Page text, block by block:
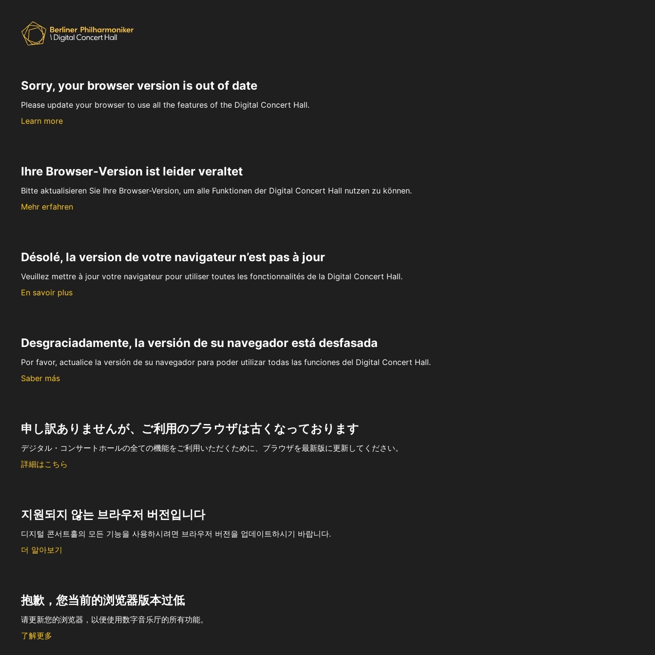
Sorry, your browser version is out of date
Please update your browser to use all the features of the Digital Concert Hall.
Learn more
Ihre Browser-Version ist leider veraltet
Bitte aktualisieren Sie Ihre Browser-Version, um alle Funktionen der Digital Concert Hall nutzen zu können.
Mehr erfahren
Désolé, la version de votre navigateur n’est pas à jour
Veuillez mettre à jour votre navigateur pour utiliser toutes les fonctionnalités de la Digital Concert Hall.
En savoir plus
Desgraciadamente, la versión de su navegador está desfasada
Por favor, actualice la versión de su navegador para poder utilizar todas las funciones del Digital Concert Hall.
Saber más
申し訳ありませんが、ご利用のブラウザは古くなっております
デジタル・コンサートホールの全ての機能をご利用いただくために、ブラウザを最新版に更新してください。
詳細はこちら
지원되지 않는 브라우저 버전입니다
디지털 콘서트홀의 모든 기능을 사용하시려면 브라우저 버전을 업데이트하시기 바랍니다.
더 알아보기
抱歉，您当前的浏览器版本过低
请更新您的浏览器，以便使用数字音乐厅的所有功能。
了解更多